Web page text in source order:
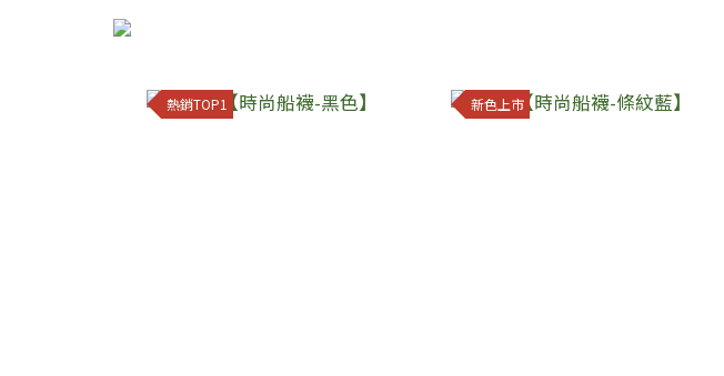
熱銷TOP1 新色上市